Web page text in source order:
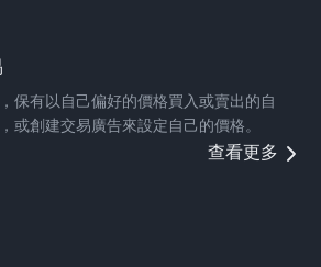
保有以自己偏好的價格買入或賣出的自
或創建交易廣告來設定自己的價格。
查看更多